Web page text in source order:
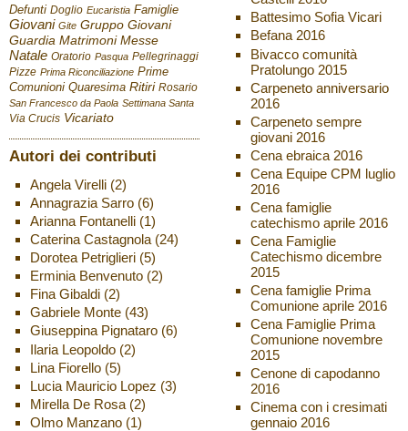
Defunti Doglio Eucaristia Famiglie
Giovani Gite Gruppo Giovani
Guardia Matrimoni Messe
Natale Oratorio Pasqua Pellegrinaggi
Pizze Prima Riconciliazione Prime
Comunioni Quaresima Ritiri Rosario
San Francesco da Paola Settimana Santa
Via Crucis Vicariato
Autori dei contributi
Angela Virelli(2)
Annagrazia Sarro(6)
Arianna Fontanelli(1)
Caterina Castagnola(24)
Dorotea Petriglieri(5)
Erminia Benvenuto(2)
Fina Gibaldi(2)
Gabriele Monte(43)
Giuseppina Pignataro(6)
Ilaria Leopoldo(2)
Lina Fiorello(5)
Lucia Mauricio Lopez (3)
Mirella De Rosa(2)
Olmo Manzano(1)
Battesimo Sofia Vicari
Befana 2016
Bivacco comunità
Pratolungo 2015
Carpeneto anniversario
2016
Carpeneto sempre
giovani 2016
Cena ebraica 2016
Cena Equipe CPM luglio
2016
Cena famiglie
catechismo aprile 2016
Cena Famiglie
Catechismo dicembre
2015
Cena famiglie Prima
Comunione aprile 2016
Cena Famiglie Prima
Comunione novembre
2015
Cenone di capodanno
2016
Cinema con i cresimati
gennaio 2016